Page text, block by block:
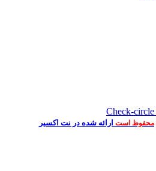
Check-circle
محفوظ است ارائه شده در نت اکسیر